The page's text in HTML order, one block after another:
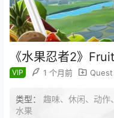
《水果忍者2》
VIP 1 个月前 Quest
类型： 趣味、休闲、动作
水果